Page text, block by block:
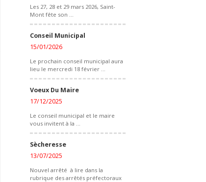
Les 27, 28 et 29 mars 2026, Saint-
Mont fête son ...
Conseil Municipal
15/01/2026
Le prochain conseil municipal aura
lieu le mercredi 18 février ...
Voeux Du Maire
17/12/2025
Le conseil municipal et le maire
vous invitent à la ...
Sècheresse
13/07/2025
Nouvel arrêté à lire dans la
rubrique des arrêtés préfectoraux